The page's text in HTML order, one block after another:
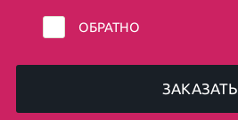
ОБРАТНО
ЗАКАЗАТЬ